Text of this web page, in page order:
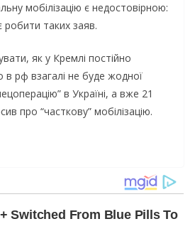
мобілізацію є недостовірною:
робити таких заяв.
як у Кремлі постійно
рф взагалі не буде жодної
в Україні, а вже 21
про “часткову” мобілізацію.